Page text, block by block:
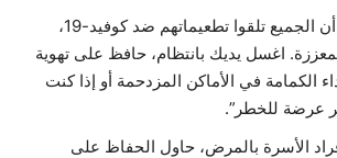
يوصي تانغ: “تأكد من أن الجميع تلقوا تطعيماتهم ضد كوفيد-19،
اغسل يديك بانتظام، حافظ على تهوية
الكمامة في الأماكن المزدحمة أو إذا كنت
عرضة للخطر”.
الأسرة بالمرض، حاول الحفاظ على